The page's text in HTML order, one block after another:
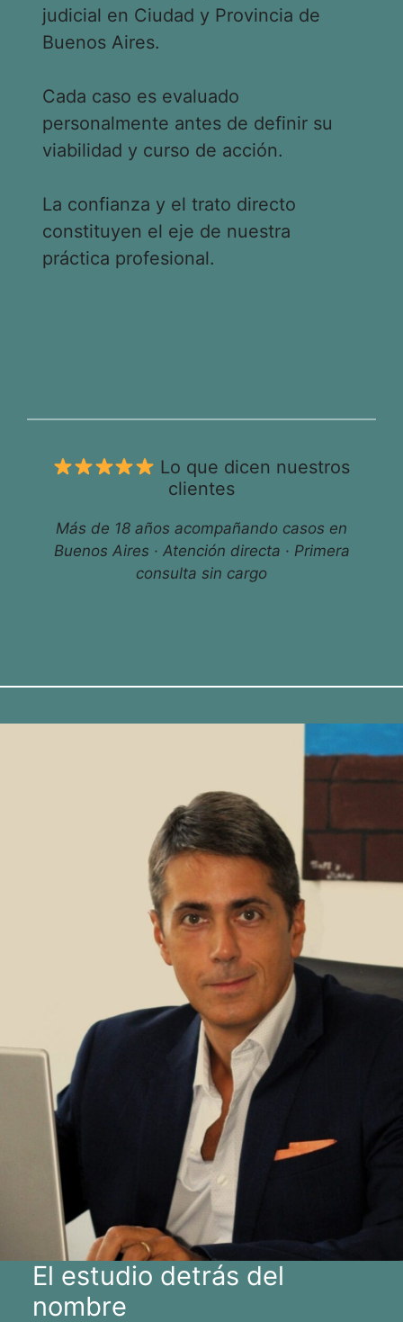
judicial en Ciudad y Provincia de
Buenos Aires.
Cada caso es evaluado
personalmente antes de definir su
viabilidad y curso de acción.
La confianza y el trato directo
constituyen el eje de nuestra
práctica profesional.
Lo que dicen nuestros
clientes
Más de 18 años acompañando casos en
Buenos Aires · Atención directa · Primera
consulta sin cargo
El estudio detrás del
nombre